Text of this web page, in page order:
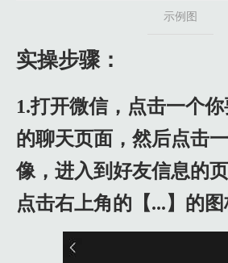
示例图
实操步骤：
1.打开微信，点击一个
的聊天页面，然后点击
像，进入到好友信息的
点击右上角的【...】的图